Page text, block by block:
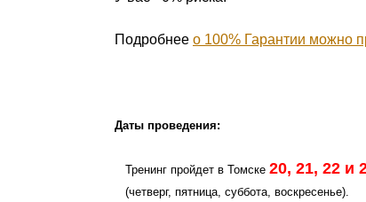
Подробнее о 100% Гарантии можно
Даты проведения:
Тренинг пройдет в Томске 20, 21, 22 и
(четверг, пятница, суббота, воскресенье).